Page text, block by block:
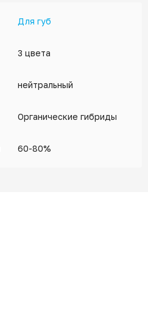
Для губ
3 цвета
нейтральный
Органические гибриды
60-80%